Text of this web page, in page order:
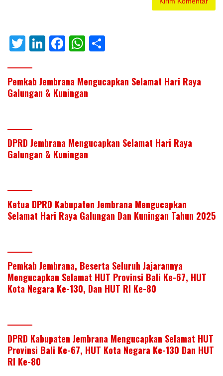
T
w
itt
er
Li
n
k
e
F
ac
e
b
k
W
h
at
s
p
ar
e
Pemkab Jembrana Mengucapkan Selamat Hari Raya
Galungan & Kuningan
DPRD Jembrana Mengucapkan Selamat Hari Raya
Galungan & Kuningan
Ketua DPRD Kabupaten Jembrana Mengucapkan
Selamat Hari Raya Galungan Dan Kuningan Tahun 2025
Pemkab Jembrana, Beserta Seluruh Jajarannya
Mengucapkan Selamat HUT Provinsi Bali Ke-67, HUT
Kota Negara Ke-130, Dan HUT RI Ke-80
DPRD Kabupaten Jembrana Mengucapkan Selamat HUT
Provinsi Bali Ke-67, HUT Kota Negara Ke-130 Dan HUT
RI Ke-80